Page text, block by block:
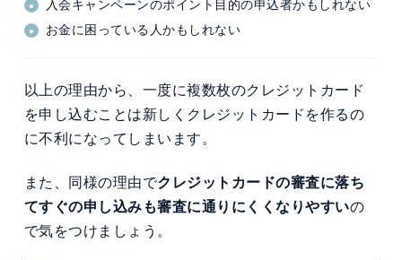
入会キャンペーンのポイント目的の申込者かもしれない
お金に困っている人かもしれない
以上の理由から、一度に複数枚のクレジットカード
を申し込むことは新しくクレジットカードを作るの
に不利になってしまいます。
また、同様の理由でクレジットカードの審査に落ち
てすぐの申し込みも審査に通りにくくなりやすいの
で気をつけましょう。